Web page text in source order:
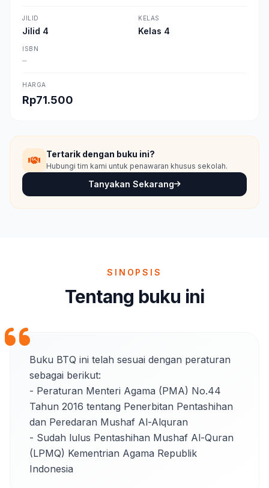
JILID
Jilid 4
KELAS
Kelas 4
ISBN
—
HARGA
Rp71.500
Tertarik dengan buku ini?
Hubungi tim kami untuk penawaran khusus sekolah.
Tanyakan Sekarang
SINOPSIS
Tentang buku ini
Buku BTQ ini telah sesuai dengan peraturan
sebagai berikut:
- Peraturan Menteri Agama (PMA) No.44
Tahun 2016 tentang Penerbitan Pentashihan
dan Peredaran Mushaf Al-Alquran
- Sudah lulus Pentashihan Mushaf Al-Quran
(LPMQ) Kementrian Agama Republik
Indonesia